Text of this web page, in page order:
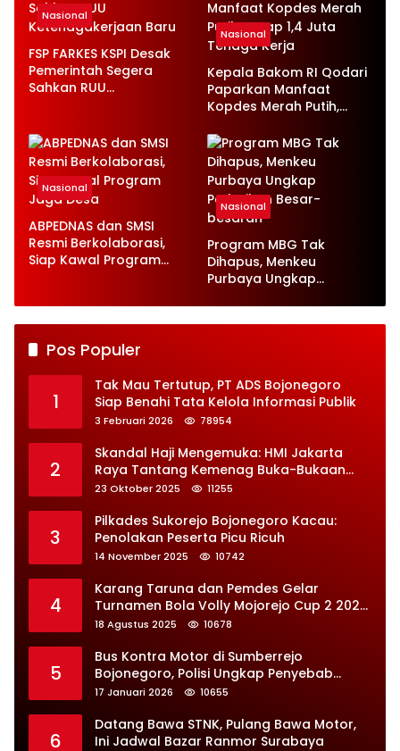
Nasional
FSP FARKES KSPI Desak
Pemerintah Segera
Sahkan RUU
Nasional
Kepala Bakom RI Qodari
Paparkan Manfaat
Kopdes Merah Putih,
Kerja
Nasional
ABPEDNAS dan SMSI
Resmi Berkolaborasi,
Siap Kawal Program
Nasional
Program MBG Tak
Dihapus, Menkeu
Purbaya Ungkap
besaran
Pos Populer
1
Tak Mau Tertutup, PT ADS Bojonegoro
Siap Benahi Tata Kelola Informasi Publik
3 Februari 2026 78954
2
Skandal Haji Mengemuka: HMI Jakarta
Raya Tantang Kemenag Buka-Bukaan
Soal Kontrak Syarekah Bermasalah
23 Oktober 2025 11255
3
Pilkades Sukorejo Bojonegoro Kacau:
Penolakan Peserta Picu Ricuh
14 November 2025 10742
4
Karang Taruna dan Pemdes Gelar
Turnamen Bola Volly Mojorejo Cup 2 2025,
Diikuti 28 Tim
18 Agustus 2025 10678
5
Bus Kontra Motor di Sumberrejo
Bojonegoro, Polisi Ungkap Penyebab
Kecelakaan
17 Januari 2026 10655
6
Datang Bawa STNK, Pulang Bawa Motor,
Ini Jadwal Bazar Ranmor Surabaya